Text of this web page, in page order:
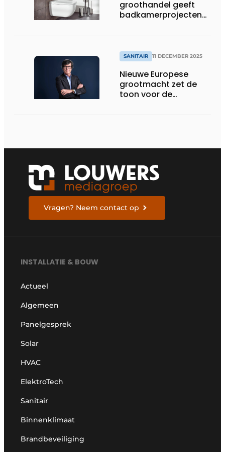
groothandel geeft
badkamerprojecten
SANITAIR 11 DECEMBER 2025
Nieuwe Europese
grootmacht zet de
toon voor de
Vragen? Neem contact op
INSTALLATIE & BOUW
Actueel
Algemeen
Panelgesprek
Solar
HVAC
ElektroTech
Sanitair
Binnenklimaat
Brandbeveiliging